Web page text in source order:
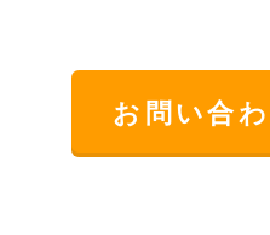
お問い合